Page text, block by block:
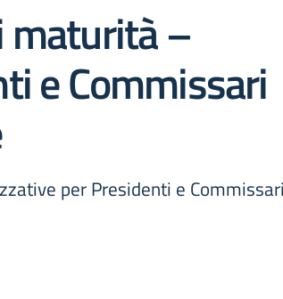
maturità –
e Commissari
per Presidenti e Commissari